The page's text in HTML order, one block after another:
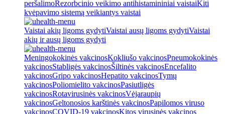
peršalimoRezorbcinio veikimo antihistamininiai vaistaiKiti
kvėpavimo sistemą veikiantys vaistai
Vaistai akių ligoms gydytiVaistai ausų ligoms gydytiVaistai
akių ir ausų ligoms gydyti
Meningokokinės vakcinosKokliušo vakcinosPneumokokinės
vakcinosStabligės vakcinosŠiltinės vakcinosEncefalito
vakcinosGripo vakcinosHepatito vakcinosTymų
vakcinosPoliomielito vakcinosPasiutligės
vakcinosRotavirusinės vakcinosVėjaraupių
vakcinosGeltonosios karštinės vakcinosPapilomos viruso
vakcinosCOVID-19 vakcinosKitos virusinės vakcinos